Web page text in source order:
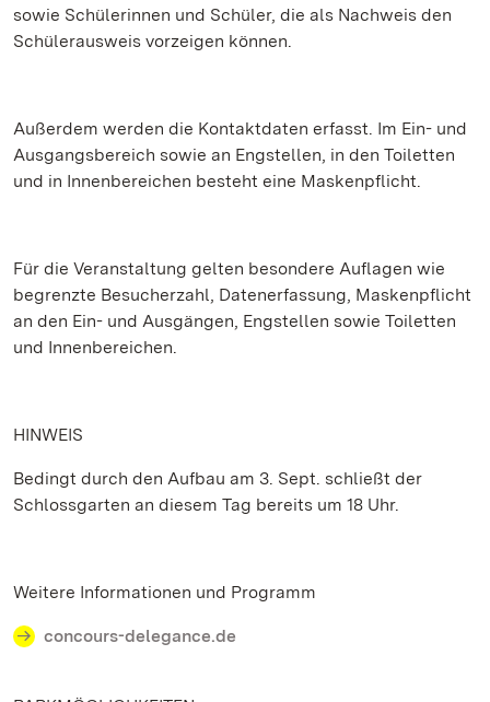
sowie Schülerinnen und Schüler, die als Nachweis den
Schülerausweis vorzeigen können.
Außerdem werden die Kontaktdaten erfasst. Im Ein- und
Ausgangsbereich sowie an Engstellen, in den Toiletten
und in Innenbereichen besteht eine Maskenpflicht.
Für die Veranstaltung gelten besondere Auflagen wie
begrenzte Besucherzahl, Datenerfassung, Maskenpflicht
an den Ein- und Ausgängen, Engstellen sowie Toiletten
und Innenbereichen.
HINWEIS
Bedingt durch den Aufbau am 3. Sept. schließt der
Schlossgarten an diesem Tag bereits um 18 Uhr.
Weitere Informationen und Programm
concours-delegance.de